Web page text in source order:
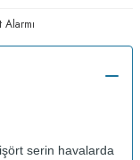
Alarmı
serin havalarda